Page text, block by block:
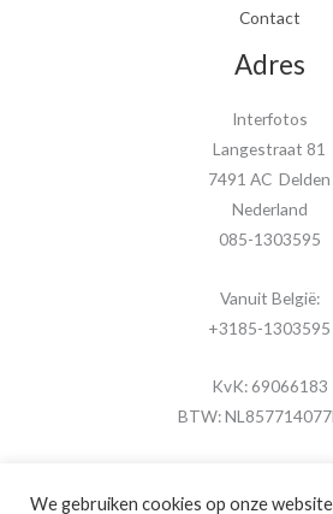
Contact
Adres
Interfotos
Langestraat 81
7491 AC Delden
Nederland
085-1303595
Vanuit België:
+3185-1303595
KvK: 69066183
BTW:
We gebruiken cookies op onze